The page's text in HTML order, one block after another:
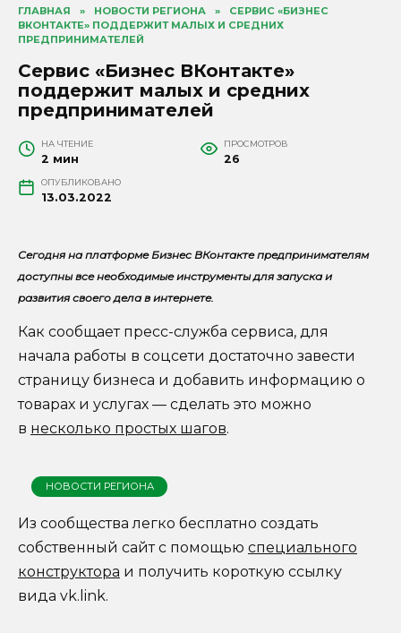
ГЛАВНАЯ » НОВОСТИ РЕГИОНА »
СЕРВИС «БИЗНЕС
ВКОНТАКТЕ» ПОДДЕРЖИТ МАЛЫХ И СРЕДНИХ
ПРЕДПРИНИМАТЕЛЕЙ
Сервис «Бизнес ВКонтакте»
поддержит малых и средних
предпринимателей
НА ЧТЕНИЕ
2 мин
ПРОСМОТРОВ
26
ОПУБЛИКОВАНО
13.03.2022
Сегодня на платформе Бизнес ВКонтакте предпринимателям
доступны все необходимые инструменты для запуска и
развития своего дела в интернете.
Как сообщает пресс-служба сервиса, для
начала работы в соцсети достаточно завести
страницу бизнеса и добавить информацию о
товарах и услугах — сделать это можно
в несколько простых шагов.
НОВОСТИ РЕГИОНА
Из сообщества легко бесплатно создать
собственный сайт с помощью специального
конструктора и получить короткую ссылку
вида vk.link.